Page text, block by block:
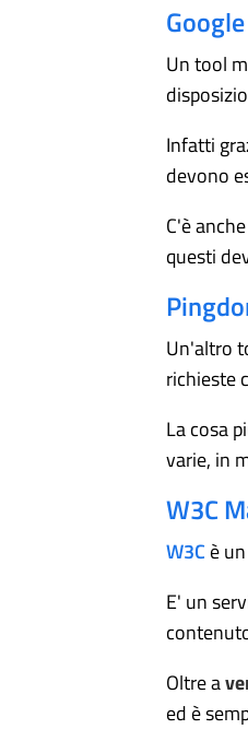
Un tool
Infatti
devono
C'è
questi
Un'altro
richieste
La cosa
varie, in
W3C
W3C è
E' un
Oltre a
ed è